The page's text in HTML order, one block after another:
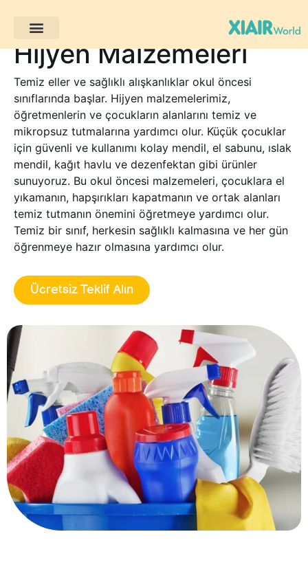
Hijyen Malzemeleri
Temiz eller ve sağlıklı alışkanlıklar okul öncesi
sınıflarında başlar. Hijyen malzemelerimiz,
öğretmenlerin ve çocukların alanlarını temiz ve
mikropsuz tutmalarına yardımcı olur. Küçük çocuklar
için güvenli ve kullanımı kolay mendil, el sabunu, ıslak
mendil, kağıt havlu ve dezenfektan gibi ürünler
sunuyoruz. Bu okul öncesi malzemeleri, çocuklara el
yıkamanın, hapşırıkları kapatmanın ve ortak alanları
temiz tutmanın önemini öğretmeye yardımcı olur.
Temiz bir sınıf, herkesin sağlıklı kalmasına ve her gün
öğrenmeye hazır olmasına yardımcı olur.
Ücretsiz Teklif Alın